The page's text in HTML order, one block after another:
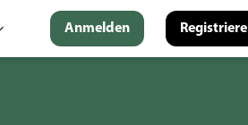
Anmelden